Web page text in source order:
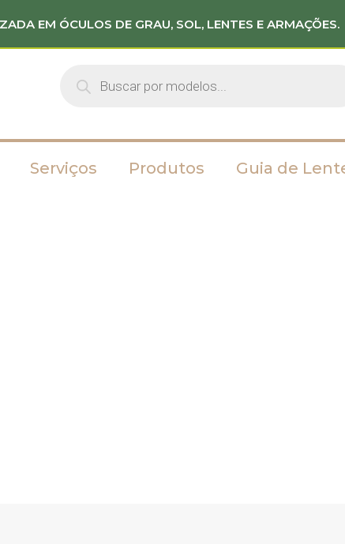
EM ÓCULOS DE GRAU, SOL, LENTES E ARMAÇÕES.
Serviços Produtos Guia de